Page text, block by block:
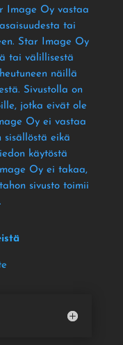
Image Oy vastaa
tai
. Star Image Oy
tai välillisestä
näillä
. Sivustolla on
, jotka eivät ole
Oy ei vastaa
sisällöstä eikä
käytöstä
Oy ei takaa,
sivusto toimii
.